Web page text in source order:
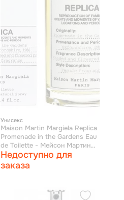
Унисекс
Maison Martin Margiela Replica
Promenade in the Gardens Eau
de Toilette - Мейсон Мартин
Марджела прогулка в саду
туалетная вода 100 мл
Недоступно для
заказа